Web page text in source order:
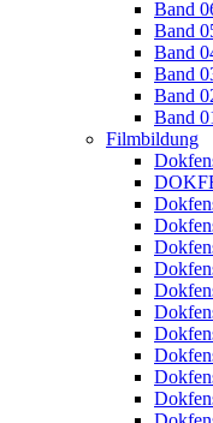
Band
Band
Band
Band
Band
Band
Filmbildung